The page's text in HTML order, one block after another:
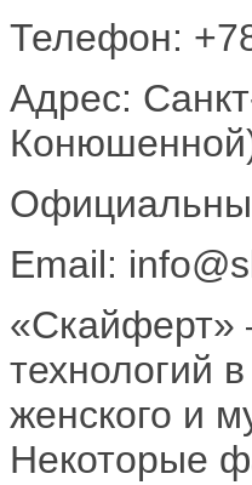
Телефон:
Адрес:
Email:
«Скайферт»
технологий
женского и
Некоторые